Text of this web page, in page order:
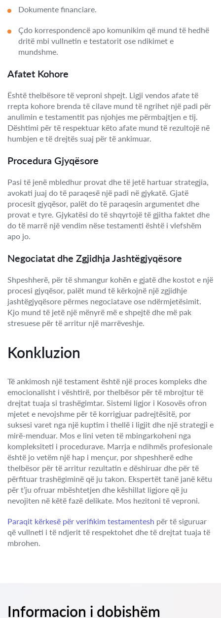
Dokumente financiare.
Çdo korrespondencë apo komunikim që mund të hedhë
dritë mbi vullnetin e testatorit ose ndikimet e
mundshme.
Afatet Kohore
Është thelbësore të veproni shpejt. Ligji vendos afate të
rrepta kohore brenda të cilave mund të ngrihet një padi për
anulimin e testamentit pas njohjes me përmbajtjen e tij.
Dështimi për të respektuar këto afate mund të rezultojë në
humbjen e të drejtës suaj për të ankimuar.
Procedura Gjyqësore
Pasi të jenë mbledhur provat dhe të jetë hartuar strategjia,
avokati juaj do të paraqesë një padi në gjykatë. Gjatë
procesit gjyqësor, palët do të paraqesin argumentet dhe
provat e tyre. Gjykatësi do të shqyrtojë të gjitha faktet dhe
do të marrë një vendim nëse testamenti është i vlefshëm
apo jo.
Negociatat dhe Zgjidhja Jashtëgjyqësore
Shpeshherë, për të shmangur kohën e gjatë dhe kostot e një
procesi gjyqësor, palët mund të kërkojnë një zgjidhje
jashtëgjyqësore përmes negociatave ose ndërmjetësimit.
Kjo mund të jetë një mënyrë më e shpejtë dhe më pak
stresuese për të arritur një marrëveshje.
Konkluzion
Të ankimosh një testament është një proces kompleks dhe
emocionalisht i vështirë, por thelbësor për të mbrojtur të
drejtat tuaja si trashëgimtar. Sistemi ligjor i Kosovës ofron
mjetet e nevojshme për të korrigjuar padrejtësitë, por
suksesi varet nga një kuptim i thellë i ligjit dhe një strategji e
mirë-menduar. Mos e lini veten të mbingarkoheni nga
kompleksiteti i procedurave. Marrja e ndihmës profesionale
është jo vetëm një hap i mençur, por shpeshherë edhe
thelbësor për të arritur rezultatin e dëshiruar dhe për të
përfituar trashëgiminë që ju takon. Ekspertët tanë janë këtu
për t’ju ofruar mbështetjen dhe këshillat ligjore që ju
nevojiten në këtë fazë delikate. Mos hezitoni të veproni.
Paraqit kërkesë për verifikim testamentesh për të siguruar
që vullneti i të ndjerit të respektohet dhe të drejtat tuaja të
mbrohen.
Informacion i dobishëm